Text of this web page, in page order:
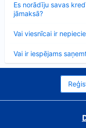
Es norādīju savas
jāmaksā?
Vai viesnīcai ir
Vai ir iespējams